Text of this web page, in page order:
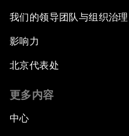
我们的领导团队与组织治理
影响力
北京代表处
更多内容
中心